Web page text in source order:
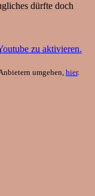
dürfte doch
zu aktivieren.
umgehen, hier.